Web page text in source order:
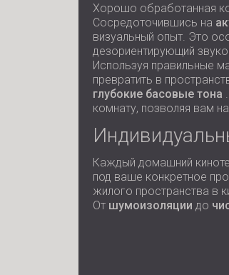
Хорошо обработанная
Сосредоточившись на
визуальный опыт. Это
дезориентирующий
Используя правильные
превратить в
глубокие басовые тона
комнату, позволяя вам
Каждый домашний
под ваше конкретное
жилого пространства в
От шумоизоляции до